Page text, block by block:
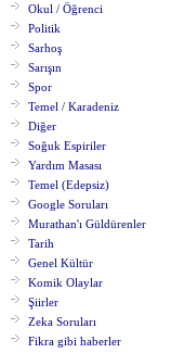
Okul / Öğrenci
Politik
Sarhoş
Sarışın
Spor
Temel / Karadeniz
Diğer
Soğuk Espiriler
Yardım Masası
Temel (Edepsiz)
Google Soruları
Murathan'ı Güldürenler
Tarih
Genel Kültür
Komik Olaylar
Şiirler
Zeka Soruları
Fikra gibi haberler